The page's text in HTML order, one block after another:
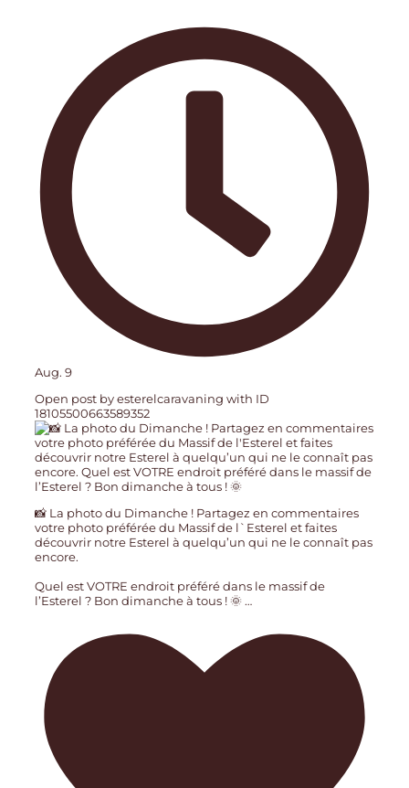
Aug. 9
Open post by esterelcaravaning with ID
18105500663589352
📸 La photo du Dimanche ! Partagez en commentaires
votre photo préférée du Massif de l`Esterel et faites
découvrir notre Esterel à quelqu’un qui ne le connaît pas
encore.
Quel est VOTRE endroit préféré dans le massif de
l’Esterel ? Bon dimanche à tous ! 🌞 …